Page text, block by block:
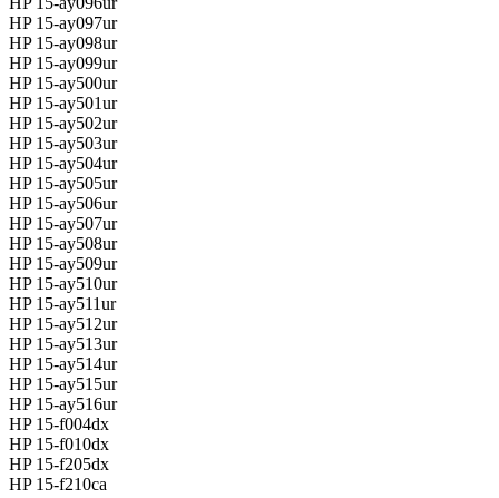
HP 15-ay097ur
HP 15-ay098ur
HP 15-ay099ur
HP 15-ay500ur
HP 15-ay501ur
HP 15-ay502ur
HP 15-ay503ur
HP 15-ay504ur
HP 15-ay505ur
HP 15-ay506ur
HP 15-ay507ur
HP 15-ay508ur
HP 15-ay509ur
HP 15-ay510ur
HP 15-ay511ur
HP 15-ay512ur
HP 15-ay513ur
HP 15-ay514ur
HP 15-ay515ur
HP 15-ay516ur
HP 15-f004dx
HP 15-f010dx
HP 15-f205dx
HP 15-f210ca